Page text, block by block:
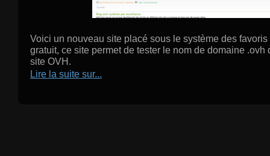
Voici un nouveau site placé sous le système des
gratuit, ce site permet de tester le nom de domaine .ovh
site OVH.
Lire la suite sur...